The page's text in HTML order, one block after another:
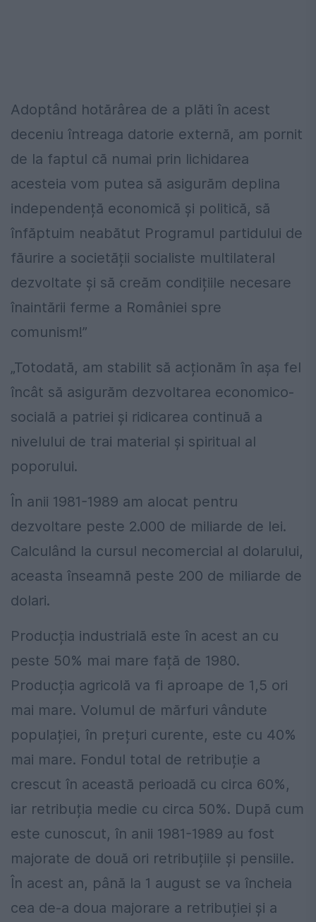
Adoptând hotărârea de a plăti în acest
deceniu întreaga datorie externă, am pornit
de la faptul că numai prin lichidarea
acesteia vom putea să asigurăm deplina
independență economică și politică, să
înfăptuim neabătut Programul partidului de
făurire a societății socia­liste multilateral
dezvoltate și să creăm condițiile necesare
înaintării ferme a României spre
comunism!”
„Totodată, am stabilit să acționăm în așa fel
încât să asigurăm dezvoltarea economico-
socială a patriei și ridicarea continuă a
nivelului de trai material și spiritual al
poporului.
În anii 1981-1989 am alocat pentru
dezvoltare peste 2.000 de miliarde de lei.
Calculând la cursul necomercial al dolarului,
aceasta înseamnă peste 200 de miliarde de
dolari.
Producția industrială este în acest an cu
peste 50% mai mare față de 1980.
Producția agricolă va fi aproape de 1,5 ori
mai mare. Volumul de mărfuri vândute
populației, în prețuri curente, este cu 40%
mai mare. Fondul total de retribuție a
crescut în această perioadă cu circa 60%,
iar retribuția medie cu circa 50%. După cum
este cunoscut, în anii 1981-1989 au fost
majorate de două ori re­tribuțiile și pensiile.
În acest an, până la 1 august se va încheia
cea de-a doua majorare a retribuției și a